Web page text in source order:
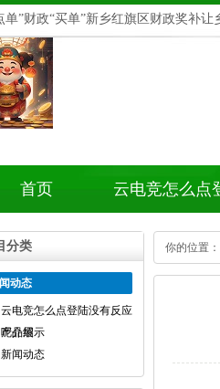
单”财政“买单”新乡红旗区财政奖补让
首页 云电竞怎么点
没有反应呢
分类
动态
云电竞怎么点登陆没有反应
呢介绍
产品展示
新闻动态
你的位置：